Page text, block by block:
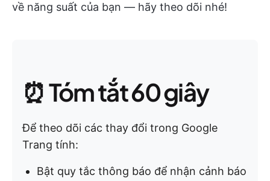
về năng suất của bạn — hãy theo dõi nhé!
⏰ Tóm tắt 60 giây
Để theo dõi các thay đổi trong Google
Trang tính:
Bật quy tắc thông báo để nhận cảnh báo